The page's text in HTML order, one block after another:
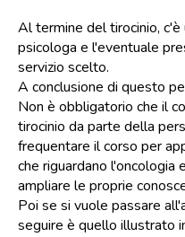
Al termine del tirocinio, c'è
psicologa e l'eventuale
servizio scelto.
A conclusione di questo
Non è obbligatorio che il
tirocinio da parte della
frequentare il corso per
che riguardano l'oncologia
ampliare le proprie
Poi se si vuole passare
seguire è quello illustrato